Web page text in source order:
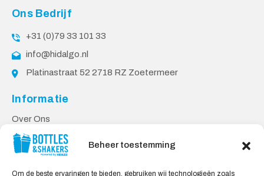
Beheer toestemming
Om de beste ervaringen te bieden, gebruiken wij technologieën zoals
Ons Bedrijf
+31 (0)79 33 101 33
info@hidalgo.nl
Platinastraat 52 2718 RZ Zoetermeer
Informatie
Over Ons
PPP Voorwaarden
Klantenservice